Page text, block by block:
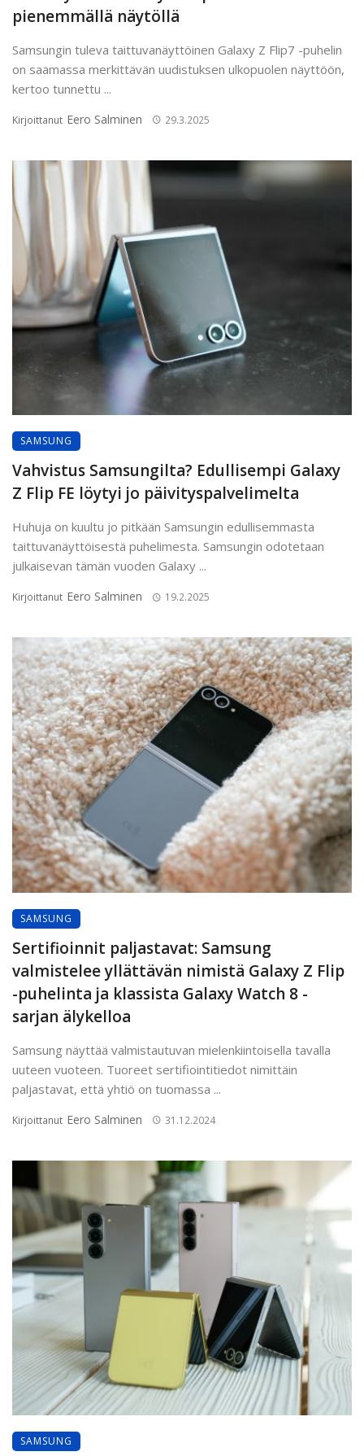
pienemmällä näytöllä
Samsungin tuleva taittuvanäyttöinen Galaxy Z Flip7 -puhelin
on saamassa merkittävän uudistuksen ulkopuolen näyttöön,
kertoo tunnettu ...
Kirjoittanut Eero Salminen 29.3.2025
SAMSUNG
Vahvistus Samsungilta? Edullisempi Galaxy
Z Flip FE löytyi jo päivityspalvelimelta
Huhuja on kuultu jo pitkään Samsungin edullisemmasta
taittuvanäyttöisestä puhelimesta. Samsungin odotetaan
julkaisevan tämän vuoden Galaxy ...
Kirjoittanut Eero Salminen 19.2.2025
SAMSUNG
Sertifioinnit paljastavat: Samsung
valmistelee yllättävän nimistä Galaxy Z Flip
-puhelinta ja klassista Galaxy Watch 8 -
sarjan älykelloa
Samsung näyttää valmistautuvan mielenkiintoisella tavalla
uuteen vuoteen. Tuoreet sertifiointitiedot nimittäin
paljastavat, että yhtiö on tuomassa ...
Kirjoittanut Eero Salminen 31.12.2024
SAMSUNG